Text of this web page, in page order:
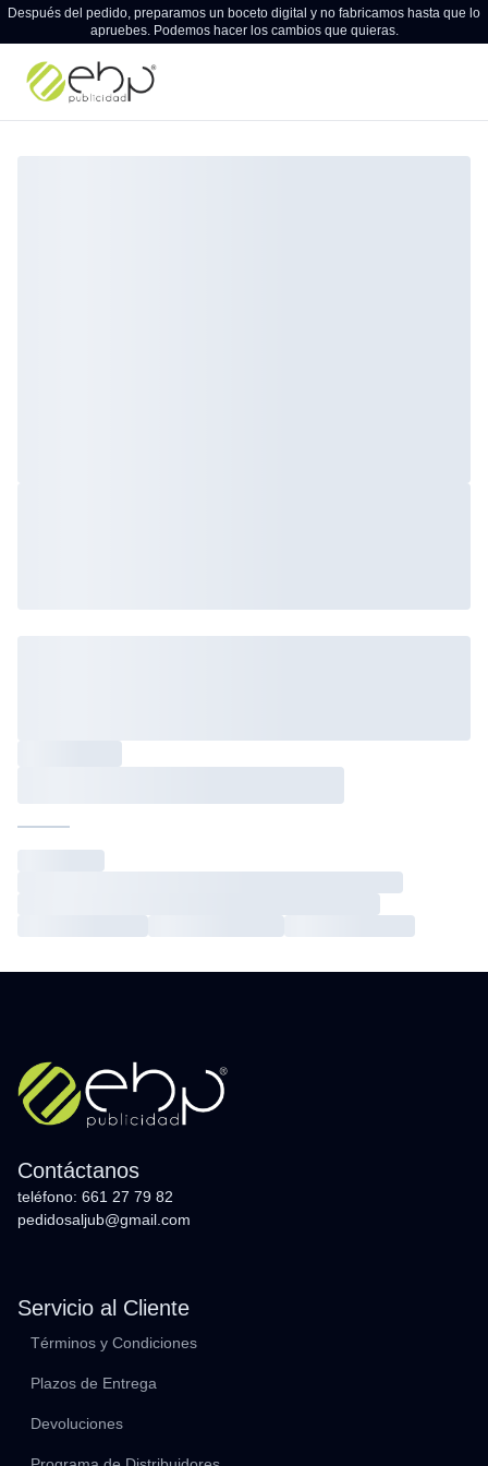
Después del pedido, preparamos un boceto digital y no fabricamos hasta que lo
apruebes. Podemos hacer los cambios que quieras.
Contáctanos
teléfono: 661 27 79 82
pedidosaljub@gmail.com
Servicio al Cliente
Términos y Condiciones
Plazos de Entrega
Devoluciones